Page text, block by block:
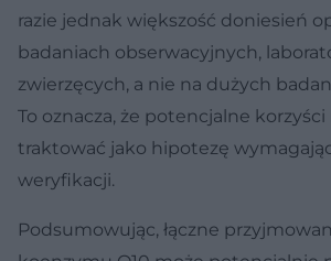
razie jednak większość doniesień
badaniach obserwacyjnych,
zwierzęcych, a nie na dużych
To oznacza, że potencjalne korzyści
traktować jako hipotezę
weryfikacji.
Podsumowując, łączne